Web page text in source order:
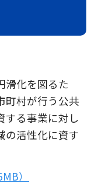
滑化を図るた
町村が行う公共
する事業に対し
の活性化に資す
）